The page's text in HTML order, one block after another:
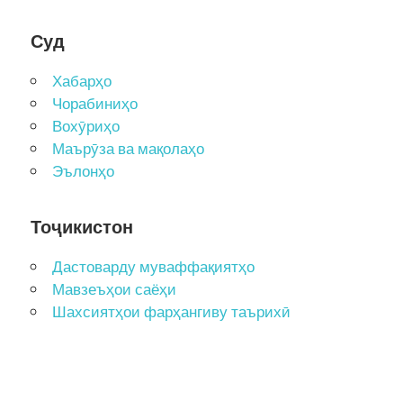
Суд
Хабарҳо
Чорабиниҳо
Вохӯриҳо
Маърӯза ва мақолаҳо
Эълонҳо
Тоҷикистон
Дастоварду муваффақиятҳо
Мавзеъҳои саёҳи
Шахсиятҳои фарҳангиву таърихӣ